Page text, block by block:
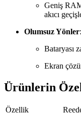
Geniş
akıcı
Olumsuz Yönler:
Bataryası
Ekran
Ürünlerin
Özellik